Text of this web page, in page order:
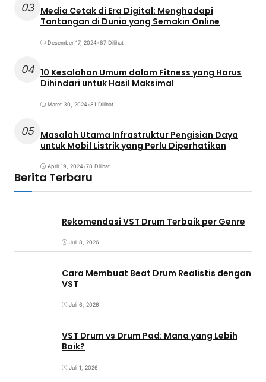
03 Media Cetak di Era Digital: Menghadapi
Tantangan di Dunia yang Semakin Online
Desember 17, 2024•87 Dilihat
04 10 Kesalahan Umum dalam Fitness yang Harus
Dihindari untuk Hasil Maksimal
Maret 30, 2024•81 Dilihat
05 Masalah Utama Infrastruktur Pengisian Daya
untuk Mobil Listrik yang Perlu Diperhatikan
April 19, 2024•78 Dilihat
Berita Terbaru
Rekomendasi VST Drum Terbaik per Genre
Juli 8, 2026
Cara Membuat Beat Drum Realistis dengan
VST
Juli 6, 2026
VST Drum vs Drum Pad: Mana yang Lebih
Baik?
Juli 1, 2026